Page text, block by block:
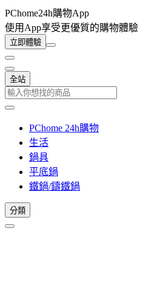
PChome24h購物App
使用App享受更優質的購物體驗
立即體驗
全站
PChome 24h購物
生活
鍋具
平底鍋
鐵鍋/鑄鐵鍋
分類